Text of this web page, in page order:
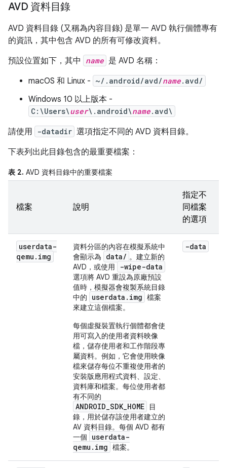
AVD 資料目錄
AVD 資料目錄 (又稱為內容目錄) 是單一 AVD 執行個體專有
的資訊，其中包含 AVD 的所有可修改資料。
預設位置如下，其中
name 是 AVD 名稱：
macOS 和 Linux - ~/.android/avd/name.avd/
Windows 10 以上版本 -
C:\Users\user\.android\name.avd\
請使用 -datadir 選項指定不同的 AVD 資料目錄。
下表列出此目錄包含的最重要檔案：
表 2. AVD 資料目錄中的重要檔案
檔案 說明
指定不
同檔案
的選項
userdata-
qemu . img
資料分區的內容在模擬系統中
會顯示為
data/ 。建立新的
AVD，或使用
-wipe-data
選項將 AVD 重設為原廠預設
值時，模擬器會複製系統目錄
中的
userdata.img 檔案
來建立這個檔案。
每個虛擬裝置執行個體都會使
用可寫入的使用者資料映像
檔，儲存使用者和工作階段專
屬資料。例如，它會使用映像
檔來儲存每位不重複使用者的
安裝版應用程式資料、設定、
資料庫和檔案。每位使用者都
有不同的
ANDROID_SDK_HOME
目
錄，用於儲存該使用者建立的
AV 資料目錄。每個 AVD 都有
一個
userdata-
qemu.img 檔案。
-data